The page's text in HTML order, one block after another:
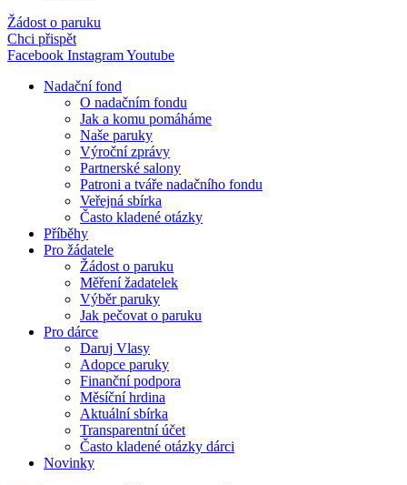
Žádost o paruku
Chci přispět
Facebook InstagramYoutube
Nadační fond
O nadačním fondu
Jak a komu pomáháme
Naše paruky
Výroční zprávy
Partnerské salony
Patroni a tváře nadačního fondu
Veřejná sbírka
Často kladené otázky
Příběhy
Pro žádatele
Žádost o paruku
Měření žadatelek
Výběr paruky
Jak pečovat o paruku
Pro dárce
Daruj Vlasy
Adopce paruky
Finanční podpora
Měsíční hrdina
Aktuální sbírka
Transparentní účet
Často kladené otázky dárci
Novinky